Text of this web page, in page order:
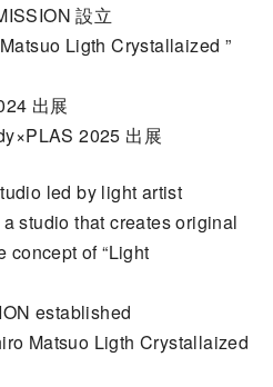
設立
Ligth Crystallaized ”
出展
2025 出展
led by light artist
studio that creates original
concept of “Light
established
Matsuo Ligth Crystallaized